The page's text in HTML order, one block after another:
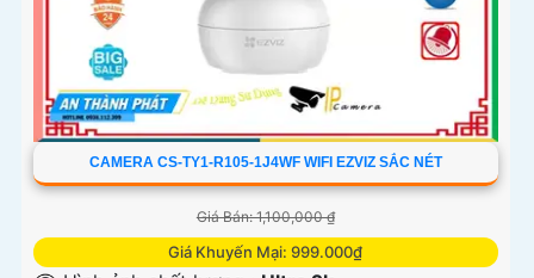
CAMERA CS-TY1-R105-1J4WF WIFI EZVIZ SẮC NÉT
Giá Bán: 1,100,000 ₫
Giá Khuyến Mại: 999.000₫